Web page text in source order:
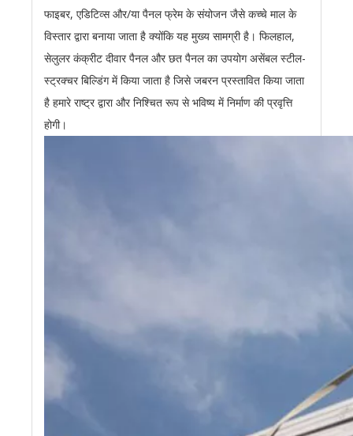
फाइबर, एडिटिव्स और/या पैनल फ्रेम के संयोजन जैसे कच्चे माल के
विस्तार द्वारा बनाया जाता है क्योंकि यह मुख्य सामग्री है। फिलहाल,
सेलुलर कंक्रीट दीवार पैनल और छत पैनल का उपयोग असेंबल स्टील-
स्ट्रक्चर बिल्डिंग में किया जाता है जिसे जबरन प्रस्तावित किया जाता
है हमारे राष्ट्र द्वारा और निश्चित रूप से भविष्य में निर्माण की प्रवृत्ति
होगी।